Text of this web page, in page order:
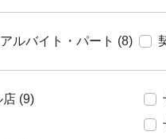
アルバイト・パート (8)
(9)